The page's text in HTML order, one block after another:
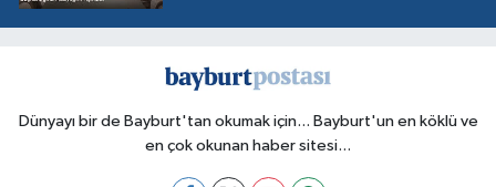
Dünyayı bir de Bayburt'tan okumak için... Bayburt'un en köklü ve
en çok okunan haber sitesi...